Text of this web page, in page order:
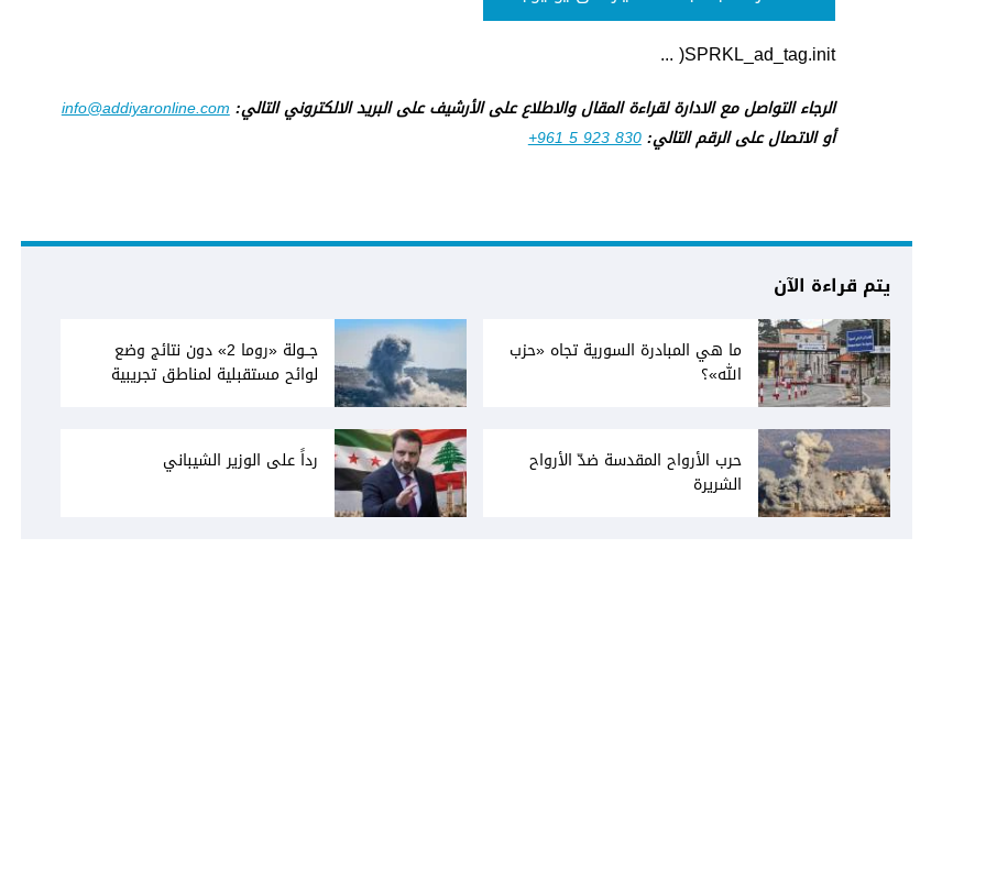
SPRKL_ad_tag.init( ...
الرجاء التواصل مع الادارة لقراءة المقال والاطلاع على الأرشيف على البريد الالكتروني التالي:info@addiyaronline.com
أو الاتصال على الرقم التالي:+961 5 923 830
يتم قراءة الآن
ما هي المبادرة السورية تجاه «حزب
الله»؟
جــولة «روما 2» دون نتائج وضع
لوائح مستقبلية لمناطق تجريبية
حرب الأرواح المقدسة ضدّ الأرواح
الشريرة
رداً على الوزير الشيباني